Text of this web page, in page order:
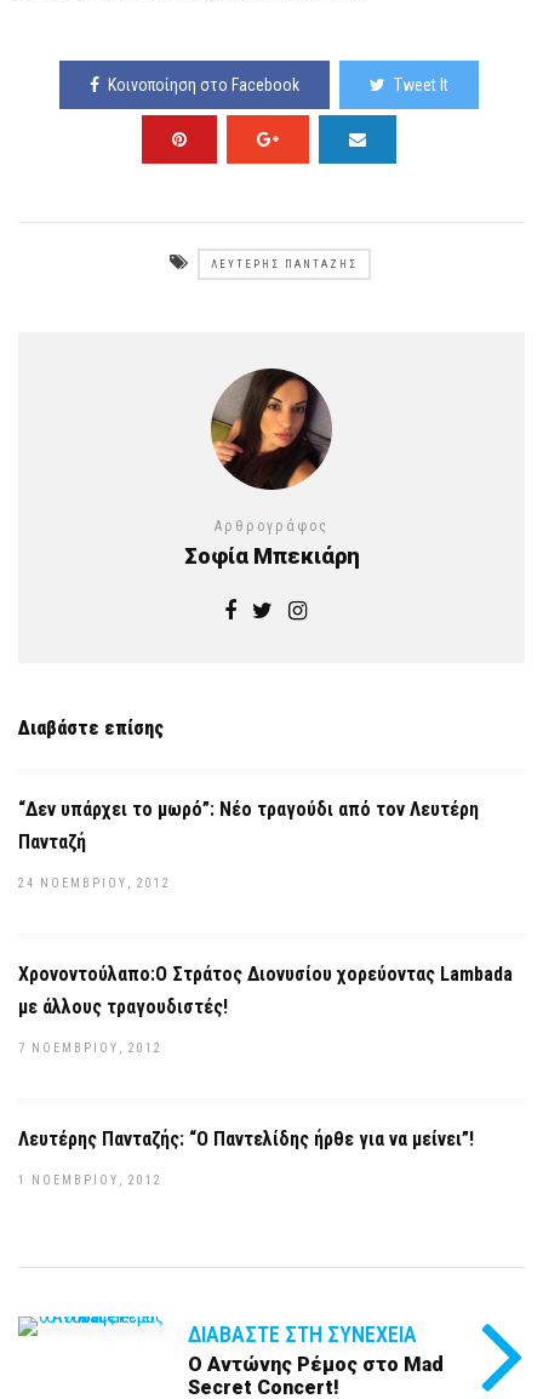
Κοινοποίηση στο Facebook Tweet It
ΛΕΥΤΈΡΗΣ ΠΑΝΤΑΖΉΣ
Αρθρογράφος
Σοφία Μπεκιάρη
Διαβάστε επίσης
“Δεν υπάρχει το μωρό”: Νέο τραγούδι από τον Λευτέρη
Πανταζή
24 ΝΟΕΜΒΡΊΟΥ, 2012
Χρονοντούλαπο:Ο Στράτος Διονυσίου χορεύοντας Lambada
με άλλους τραγουδιστές!
7 ΝΟΕΜΒΡΊΟΥ, 2012
Λευτέρης Πανταζής: “Ο Παντελίδης ήρθε για να μείνει”!
1 ΝΟΕΜΒΡΊΟΥ, 2012
ΔΙΑΒΆΣΤΕ ΣΤΗ ΣΥΝΈΧΕΙΑ
Ο Αντώνης Ρέμος στο Mad
Secret Concert!